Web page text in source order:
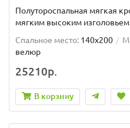
Полутороспальная мягкая
мягким высоким
Спальное место: 140x200
велюр
25210р.
В корзину